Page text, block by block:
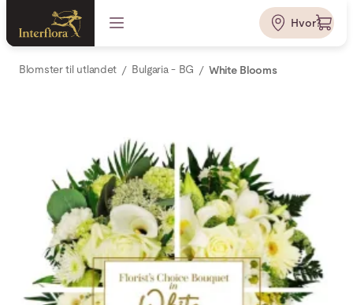
Hvor?
Blomster til utlandet Bulgaria - BG White Blooms